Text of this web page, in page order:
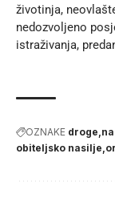
životinja,
nedozvoljeno
istraživanja,
OZNAKE droge
obiteljsko nasilje